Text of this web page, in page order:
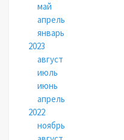
май
апрель
январь
2023
август
июль
июнь
апрель
2022
ноябрь